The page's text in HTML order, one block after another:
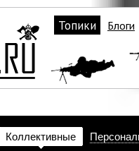
Топики Блоги
Коллективные